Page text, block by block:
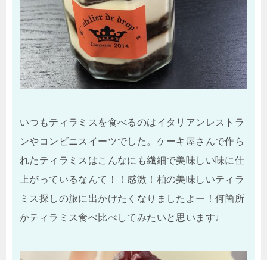
いつもティラミスを食べるのはイタリアンレストラ
ンやコンビニスイーツでした。ケーキ屋さんで作ら
れたティラミスはこんなにも繊細で美味しい味に仕
上がっているなんて！！感激！柏の美味しいティラ
ミス探しの旅に出かけたくなりましたよー！何箇所
かティラミス食べ比べしてみたいと思います♩